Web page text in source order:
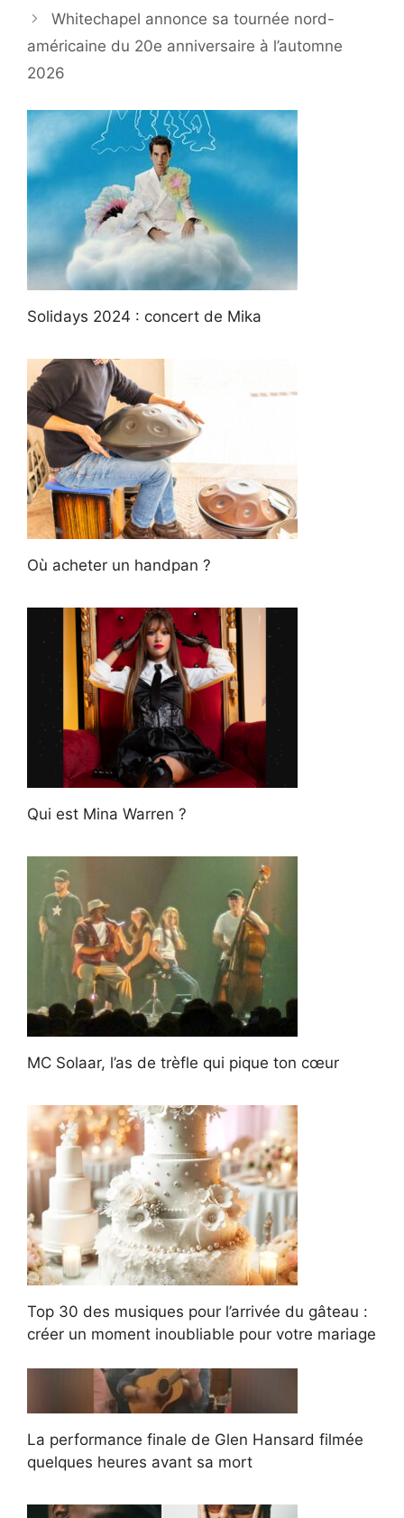
Whitechapel annonce sa tournée nord-
américaine du 20e anniversaire à l’automne
2026
Solidays 2024 : concert de Mika
Où acheter un handpan ?
Qui est Mina Warren ?
MC Solaar, l’as de trèfle qui pique ton cœur
Top 30 des musiques pour l’arrivée du gâteau :
créer un moment inoubliable pour votre mariage
La performance finale de Glen Hansard filmée
quelques heures avant sa mort